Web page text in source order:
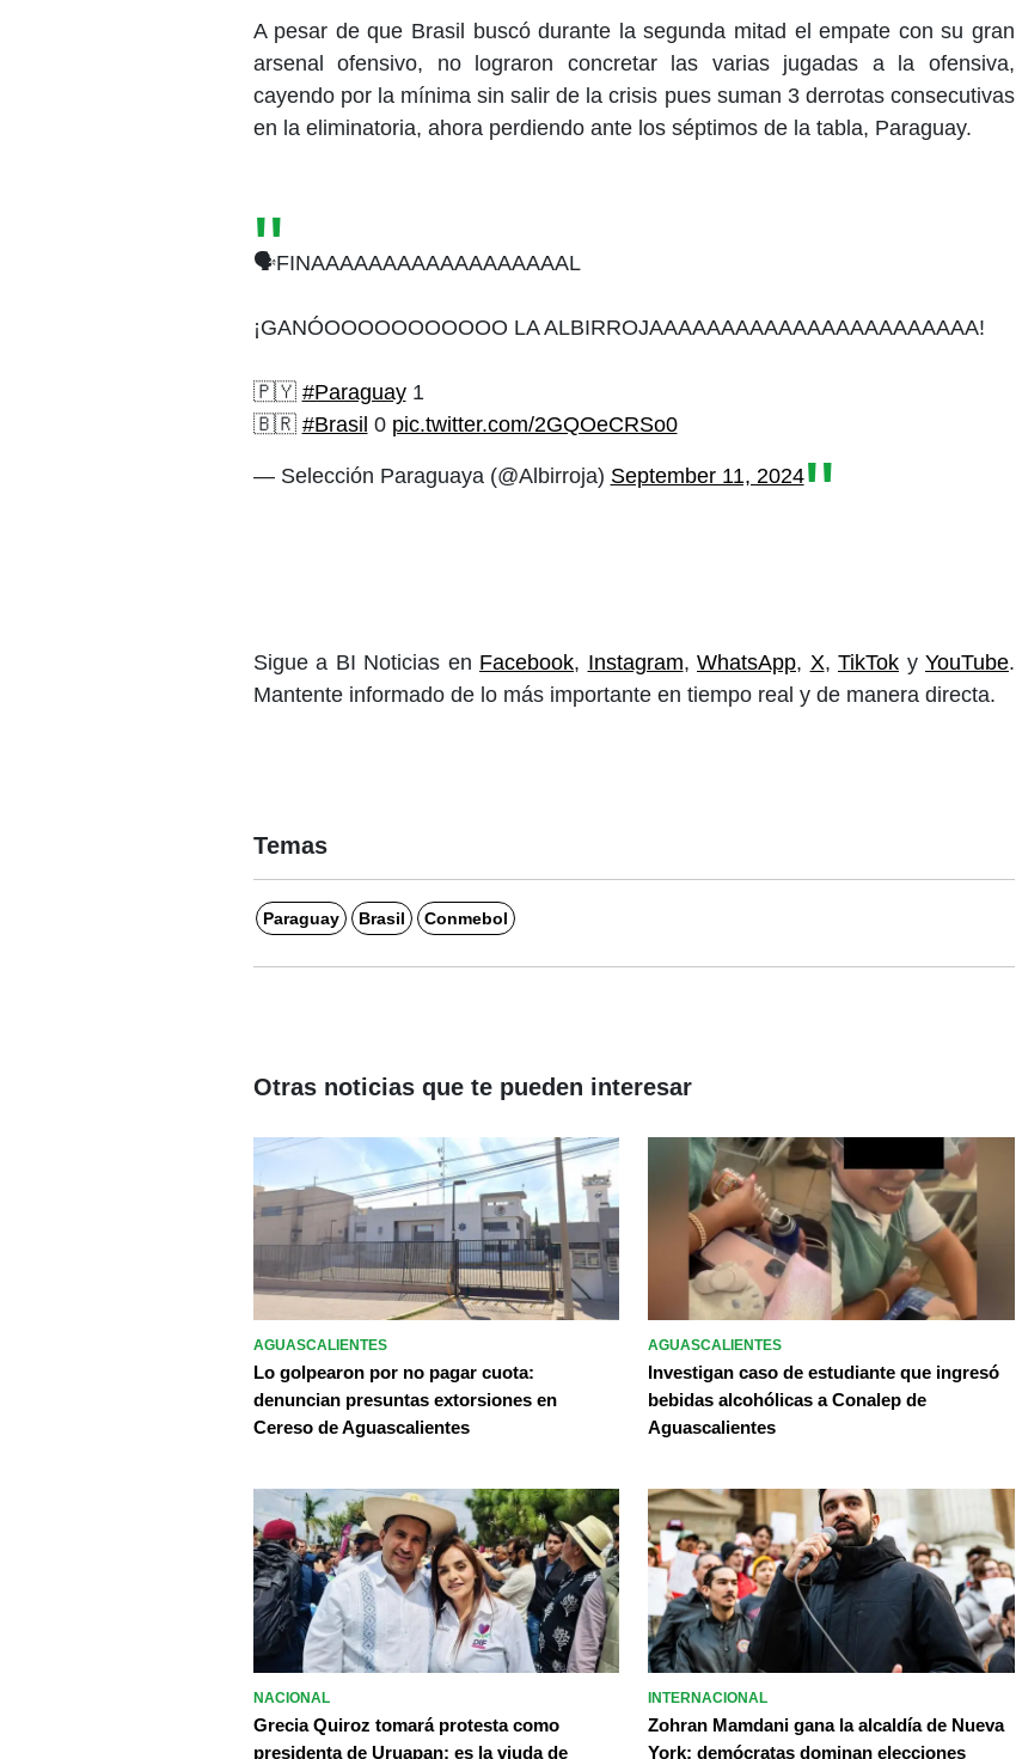
A pesar de que Brasil buscó durante la segunda mitad el empate con su gran
arsenal ofensivo, no lograron concretar las varias jugadas a la ofensiva,
cayendo por la mínima sin salir de la crisis pues suman 3 derrotas consecutivas
en la eliminatoria, ahora perdiendo ante los séptimos de la tabla, Paraguay.
🗣️FINAAAAAAAAAAAAAAAAAAL
¡GANÓOOOOOOOOOOO LA ALBIRROJAAAAAAAAAAAAAAAAAAAAAAA!
🇵🇾 #Paraguay1
🇧🇷 #Brasil 0 pic.twitter.com/2GQOeCRSo0
— Selección Paraguaya (@Albirroja) September 11, 2024
Sigue a BI Noticias en Facebook, Instagram, WhatsApp, X, TikTok y YouTube.
Mantente informado de lo más importante en tiempo real y de manera directa.
Temas
Paraguay Brasil Conmebol
Otras noticias que te pueden interesar
AGUASCALIENTES
Lo golpearon por no pagar cuota:
denuncian presuntas extorsiones en
Cereso de Aguascalientes
AGUASCALIENTES
Investigan caso de estudiante que ingresó
bebidas alcohólicas a Conalep de
Aguascalientes
NACIONAL
Grecia Quiroz tomará protesta como
presidenta de Uruapan; es la viuda de
INTERNACIONAL
Zohran Mamdani gana la alcaldía de Nueva
York; demócratas dominan elecciones